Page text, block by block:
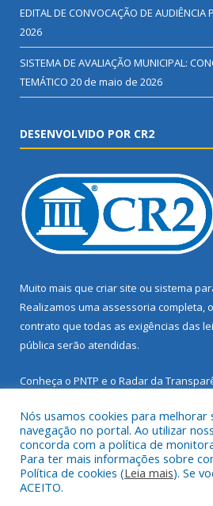
EDITAL DE CONVOCAÇÃO DE AUDIÊNCIA
2026
SISTEMA DE AVALIAÇÃO MUNICIPAL:
TEMÁTICO 20 de maio de 2026
DESENVOLVIDO POR CR2
Muito mais que criar site ou sistema
Realizamos uma assessoria completa,
contrato que todas as exigências das
pública serão atendidas.
Conheça o PNTP e o Radar da
Todos os direitos reservados a
Novo.
Nós usamos cookies para melhorar
navegação no portal. Ao utilizar
concorda com a política de
Para ter mais informações sobre
Política de cookies (Leia mais). Se
ACEITO.